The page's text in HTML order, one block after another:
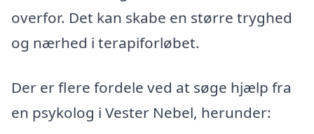
overfor. Det kan skabe en større tryghed
og nærhed i terapiforløbet.
Der er flere fordele ved at søge hjælp fra
en psykolog i Vester Nebel, herunder: